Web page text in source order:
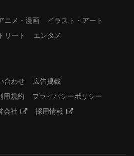
ニメ・漫画
イラスト・アート
リート エンタメ
合わせ
広告掲載
用規約
プライバシーポリシー
会社 採用情報